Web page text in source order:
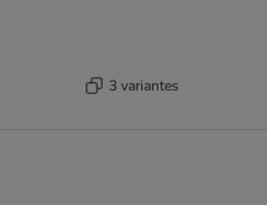
3 variantes